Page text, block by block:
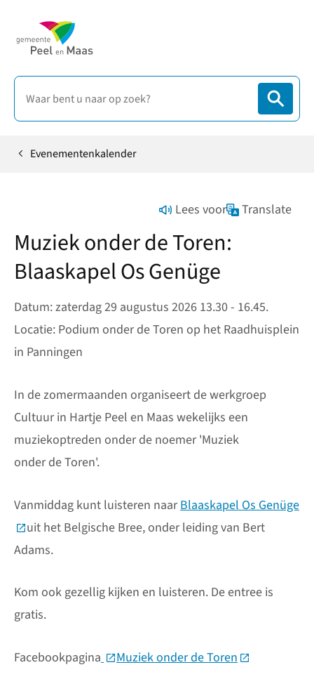
HomeEvenementenkalender
Lees voor Translate
Muziek onder de Toren:
Blaaskapel Os Genüge
Datum: zaterdag 29 augustus 2026 13.30 - 16.45.
Locatie: Podium onder de Toren op het Raadhuisplein
in Panningen
In de zomermaanden organiseert de werkgroep
Cultuur in Hartje Peel en Maas wekelijks een
muziekoptreden onder de noemer 'Muziek
onder de Toren'.
Vanmiddag kunt luisteren naarBlaaskapel Os Genüge
(Deze link gaat naar een externe website)
uit het Belgische Bree, onder leiding van Bert
Adams.
Kom ook gezellig kijken en luisteren. De entree is
gratis.
Facebookpagina (Deze link gaat naar een externe
Muziek onder de Toren(Deze link